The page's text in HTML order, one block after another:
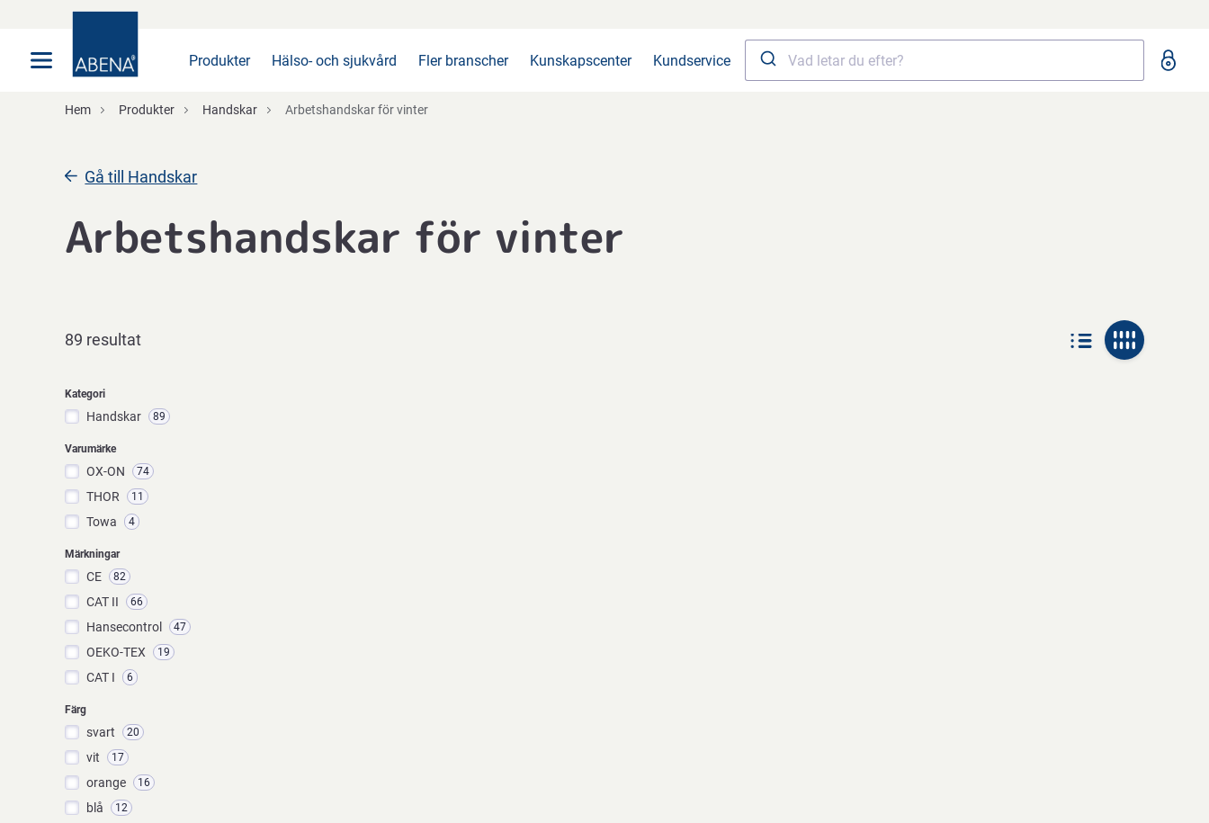
Produkter Hälso- och sjukvård Fler branscher Kunskapscenter Kundservice
Hem Produkter Handskar Arbetshandskar för vinter
Gå till Handskar
Arbetshandskar för vinter
89 resultat
Kategori
Handskar 89
Varumärke
OX-ON 74
THOR 11
Towa 4
Märkningar
CE 82
CAT II 66
Hansecontrol 47
OEKO-TEX 19
CAT I 6
Färg
svart 20
vit 17
orange 16
blå 12